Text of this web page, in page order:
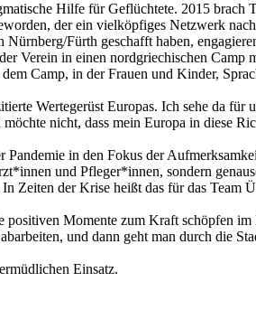
Hilfe für Geflüchtete. 2015
der ein vielköpfiges Netzwerk
Fürth geschafft haben,
Verein in einen nordgriechischen
Camp, in der Frauen und Kinder,
Wertegerüst Europas. Ich sehe da für
nicht, dass mein Europa in diese
in den Fokus der
und Pfleger*innen, sondern
Zeiten der Krise heißt das für das Team
Momente zum Kraft schöpfen
und dann geht man durch die
Einsatz.